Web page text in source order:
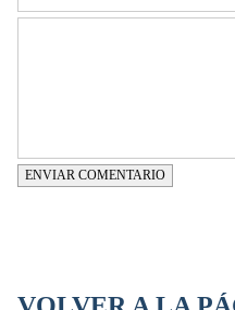
ENVIAR COMENTARIO